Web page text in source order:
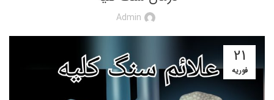
Admin
21
فوریه